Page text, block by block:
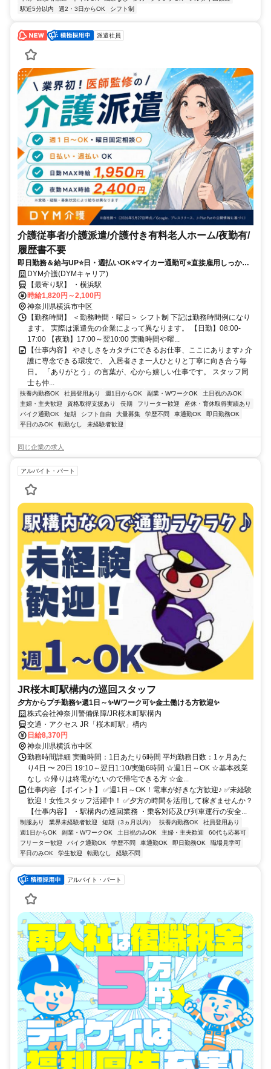
駅近5分以内
週2・3日からOK シフト制
派遣社員
介護従事者/介護派遣/介護付き有料老人ホーム/夜勤有/
履歴書不要
即日勤務＆給与UP⭐️日・週払いOK⭐️マイカー通勤可⭐️直接雇用しっかり
サポート＆シフト相談OK✨
DYM介護(DYMキャリア)
【最寄り駅】 ・横浜駅
時給1,820円～2,100円
神奈川県横浜市中区
【勤務時間】 ＜勤務時間・曜日＞ シフト制 下記は勤務時間例になり
ます。 実際は派遣先の企業によって異なります。 【日勤】08:00-
17:00 【夜勤】17:00～翌10:00 実働時間や曜...
【仕事内容】 やさしさをカタチにできるお仕事、ここにあります♪ 介
護に専念できる環境で、 入居者さま一人ひとりと丁寧に向き合う毎
日。 「ありがとう」の言葉が、心から嬉しい仕事です。 スタッフ同
士も仲...
扶養内勤務OK 社員登用あり 週1日からOK 副業・WワークOK
土日祝のみOK
主婦・主夫歓迎
資格取得支援あり 長期 フリーター歓迎
産休・育休取得実績あり
バイク通勤OK
短期 シフト自由 大量募集 学歴不問 車通勤OK
即日勤務OK
平日のみOK
転勤なし 未経験者歓迎
同じ企業の求人
アルバイト・パート
JR桜木町駅構内の巡回スタッフ
夕方からプチ勤務✨週1日～✨Wワーク可✨金土働ける方歓迎✨
株式会社神奈川警備保障/JR桜木町駅構内
交通・アクセス JR「桜木町駅」構内
日給8,370円
神奈川県横浜市中区
勤務時間詳細 実働時間：1日あたり6時間 平均勤務日数：1ヶ月あた
り4日 〜 20日 19:10～翌日1:10/実働6時間 ☆週1日～OK ☆基本残業
なし ☆帰りは終電がないので帰宅できる方 ☆金...
仕事内容 【ポイント】 ✅週1日～OK！電車が好きな方歓迎♪ ✅未経験
歓迎！女性スタッフ活躍中！ ✅夕方の時間を活用して稼ぎませんか？
【仕事内容】 ・駅構内の巡回業務 ・乗客対応及び列車運行の安全...
制服あり 業界未経験者歓迎 短期（3ヵ月以内） 扶養内勤務OK
社員登用あり
週1日からOK
副業・WワークOK 土日祝のみOK 主婦・主夫歓迎
60代も応募可
フリーター歓迎
バイク通勤OK 学歴不問 車通勤OK 即日勤務OK
職場見学可
平日のみOK
学生歓迎 転勤なし 経験不問
アルバイト・パート